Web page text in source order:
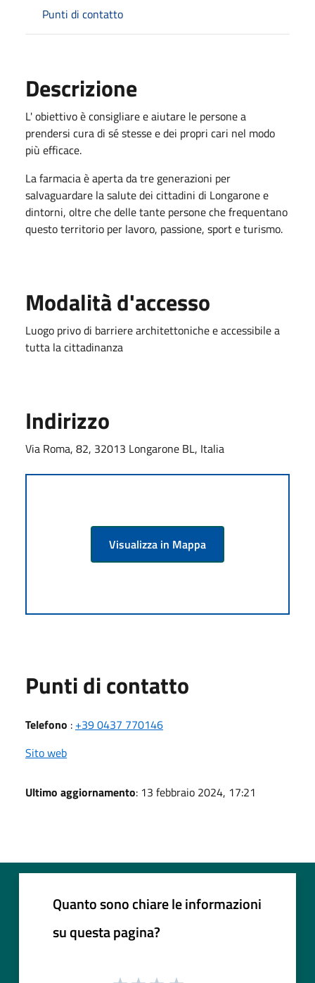
Punti di contatto
Descrizione
L' obiettivo è consigliare e aiutare le persone a
prendersi cura di sé stesse e dei propri cari nel modo
più efficace.
La farmacia è aperta da tre generazioni per
salvaguardare la salute dei cittadini di Longarone e
dintorni, oltre che delle tante persone che frequentano
questo territorio per lavoro, passione, sport e turismo.
Modalità d'accesso
Luogo privo di barriere architettoniche e accessibile a
tutta la cittadinanza
Indirizzo
Via Roma, 82, 32013 Longarone BL, Italia
Visualizza in Mappa
Punti di contatto
Telefono : +39 0437 770146
Sito web
Ultimo aggiornamento: 13 febbraio 2024, 17:21
Quanto sono chiare le informazioni
su questa pagina?